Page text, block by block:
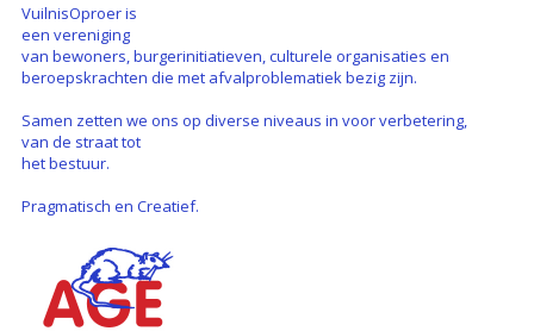
VuilnisOproer is
een vereniging
van bewoners, burgerinitiatieven, culturele organisaties en
beroepskrachten die met afvalproblematiek bezig zijn.
Samen zetten we ons op diverse niveaus in voor verbetering,
van de straat tot
het bestuur.
Pragmatisch en Creatief.